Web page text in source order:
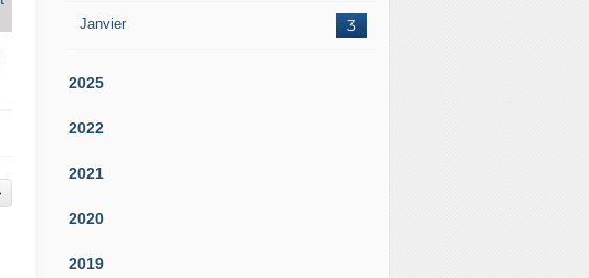
Janvier 3
2025
2022
2021
2020
2019